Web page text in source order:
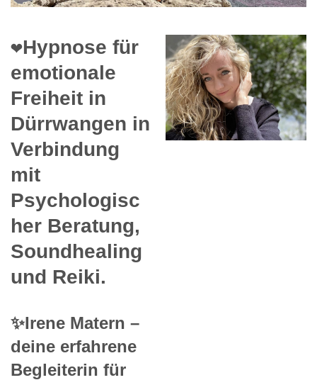
❤️Hypnose für
emotionale
Freiheit in
Dürrwangen in
Verbindung
mit
Psychologisc
her Beratung,
Soundhealing
und Reiki.
✨Irene Matern –
deine erfahrene
Begleiterin für